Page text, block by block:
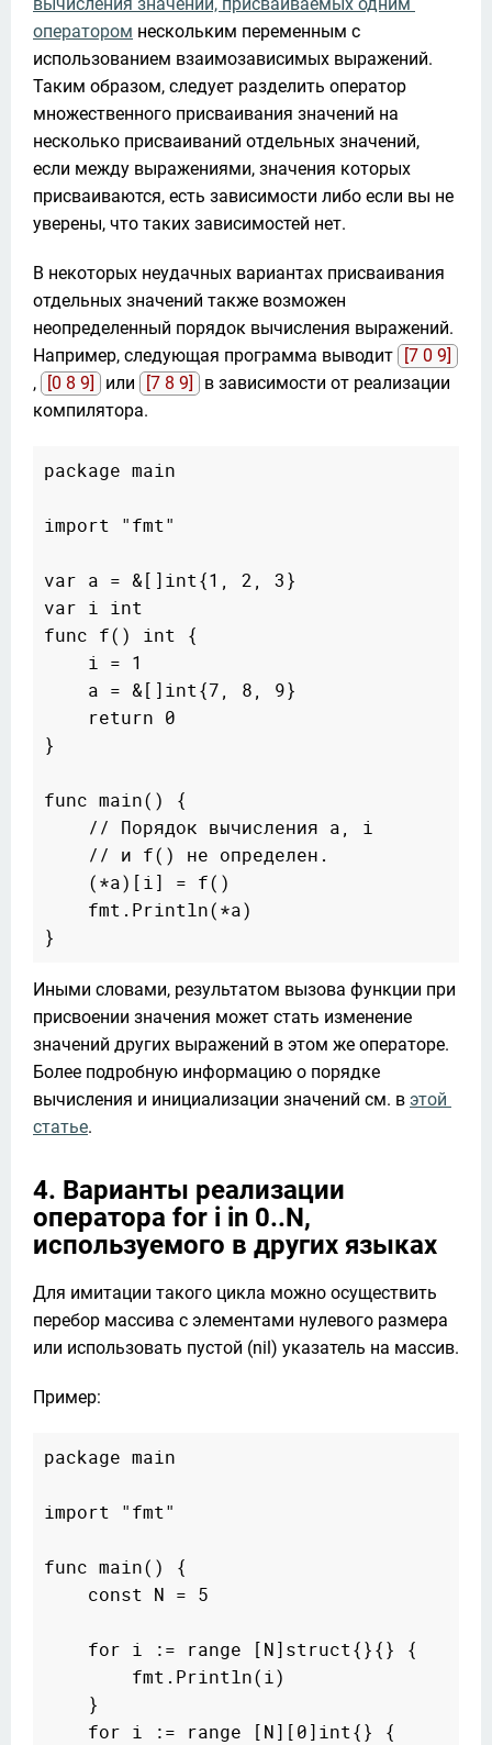
оператором нескольким переменным с
использованием взаимозависимых выражений.
Таким образом, следует разделить оператор
множественного присваивания значений на
несколько присваиваний отдельных значений,
если между выражениями, значения которых
присваиваются, есть зависимости либо если вы не
уверены, что таких зависимостей нет.
В некоторых неудачных вариантах присваивания
отдельных значений также возможен
неопределенный порядок вычисления выражений.
Например, следующая программа выводит
[7 0 9]
,
[0 8 9] или [7 8 9]
в зависимости от реализации
компилятора.
package main
import "fmt"
var a = &[]int{1, 2, 3}
var i int
func f() int {
    i = 1
    a = &[]int{7, 8, 9}
    return 0
}
func main() {
    // Порядок вычисления a, i
    // и f() не определен.
    (*a)[i] = f()
    fmt.Println(*a)
Иными словами, результатом вызова функции при
присвоении значения может стать изменение
значений других выражений в этом же операторе.
Более подробную информацию о порядке
вычисления и инициализации значений см. в этой
статье.
4. Варианты реализации
оператора for i in 0..N,
используемого в других языках
Для имитации такого цикла можно осуществить
перебор массива с элементами нулевого размера
Пример:
package main
import "fmt"
func main() {
    const N = 5
    for i := range [N]struct{}{} {
        fmt.Println(i)
    }
    for i := range [N][0]int{} {